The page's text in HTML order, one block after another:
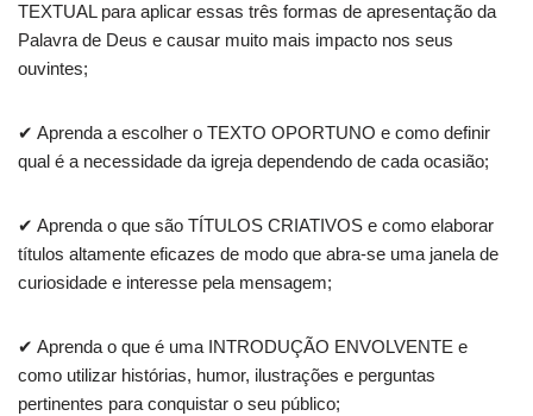
TEXTUAL para aplicar essas três formas de apresentação da
Palavra de Deus e causar muito mais impacto nos seus
ouvintes;
✔ Aprenda a escolher o TEXTO OPORTUNO e como definir
qual é a necessidade da igreja dependendo de cada ocasião;
✔ Aprenda o que são TÍTULOS CRIATIVOS e como elaborar
títulos altamente eficazes de modo que abra-se uma janela de
curiosidade e interesse pela mensagem;
✔ Aprenda o que é uma INTRODUÇÃO ENVOLVENTE e
como utilizar histórias, humor, ilustrações e perguntas
pertinentes para conquistar o seu público;